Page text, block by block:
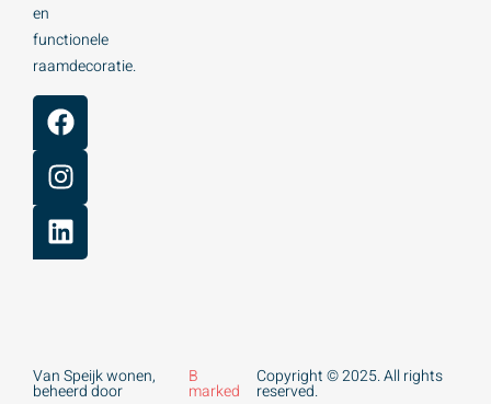
en
functionele
raamdecoratie.
Van Speijk wonen,
beheerd door
B
marked
Copyright © 2025. All rights
reserved.